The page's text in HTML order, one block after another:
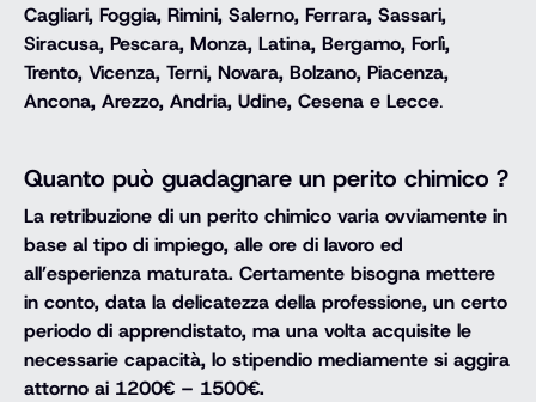
Cagliari, Foggia, Rimini, Salerno, Ferrara, Sassari,
Siracusa, Pescara, Monza, Latina, Bergamo, Forlì,
Trento, Vicenza, Terni, Novara, Bolzano, Piacenza,
Ancona, Arezzo, Andria, Udine, Cesena e Lecce.
Quanto può guadagnare un perito chimico ?
La retribuzione di un perito chimico varia ovviamente in
base al tipo di impiego, alle ore di lavoro ed
all’esperienza maturata. Certamente bisogna mettere
in conto, data la delicatezza della professione, un certo
periodo di apprendistato, ma una volta acquisite le
necessarie capacità, lo stipendio mediamente si aggira
attorno ai 1200€ – 1500€.